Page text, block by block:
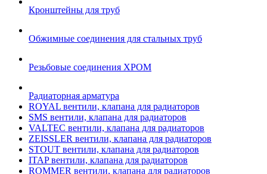
Кронштейны для труб
Обжимные соединения для стальных труб
Резьбовые соединения ХРОМ
Радиаторная арматура
ROYAL вентили, клапана для радиаторов
SMS вентили, клапана для радиаторов
VALTEC вентили, клапана для радиаторов
ZEISSLER вентили, клапана для радиаторов
STOUT вентили, клапана для радиаторов
ITAP вентили, клапана для радиаторов
ROMMER вентили, клапана для радиаторов